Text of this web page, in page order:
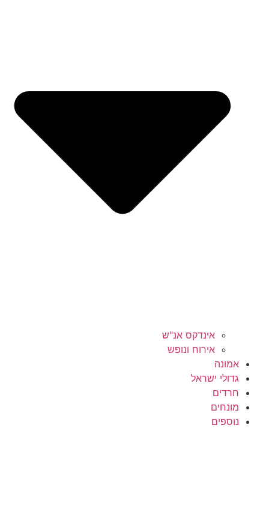
אינדקס אנ"ש
אירוח ונופש
אמונה
גדולי ישראל
חרדים
מונחים
נוספים